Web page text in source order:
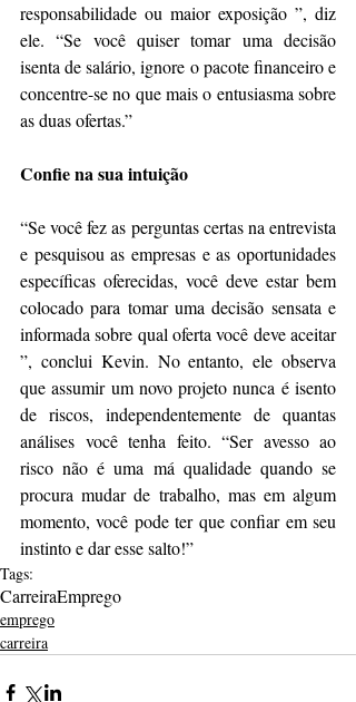
responsabilidade ou maior exposição ”, diz
ele. “Se você quiser tomar uma decisão
isenta de salário, ignore o pacote financeiro e
concentre-se no que mais o entusiasma sobre
as duas ofertas.”
Confie na sua intuição
“Se você fez as perguntas certas na entrevista
e pesquisou as empresas e as oportunidades
específicas oferecidas, você deve estar bem
colocado para tomar uma decisão sensata e
informada sobre qual oferta você deve aceitar
”, conclui Kevin. No entanto, ele observa
que assumir um novo projeto nunca é isento
de riscos, independentemente de quantas
análises você tenha feito. “Ser avesso ao
risco não é uma má qualidade quando se
procura mudar de trabalho, mas em algum
momento, você pode ter que confiar em seu
instinto e dar esse salto!”
Tags:
CarreiraEmprego
emprego
carreira